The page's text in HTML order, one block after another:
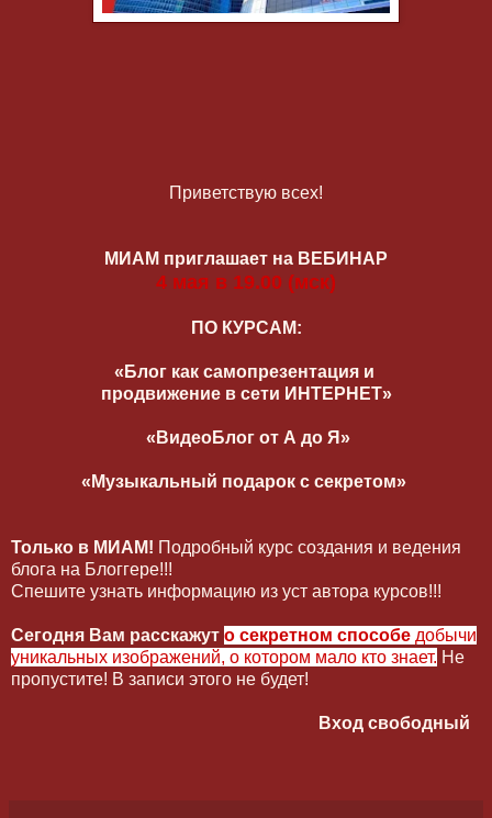
Приветствую всех!
МИАМ приглашает на ВЕБИНАР
4 мая в 19.00 (мск)
ПО КУРСАМ:
«Блог как самопрезентация и
продвижение в сети ИНТЕРНЕТ»
«ВидеоБлог от А до Я»
«Музыкальный подарок с секретом»
Только в МИАМ! Подробный курс создания и ведения
блога на Блоггере!!!
Спешите узнать информацию из уст автора курсов!!!
Сегодня Вам расскажут о секретном способе добычи
уникальных изображений, о котором мало кто знает. Не
пропустите! В записи этого не будет!
Вход свободный